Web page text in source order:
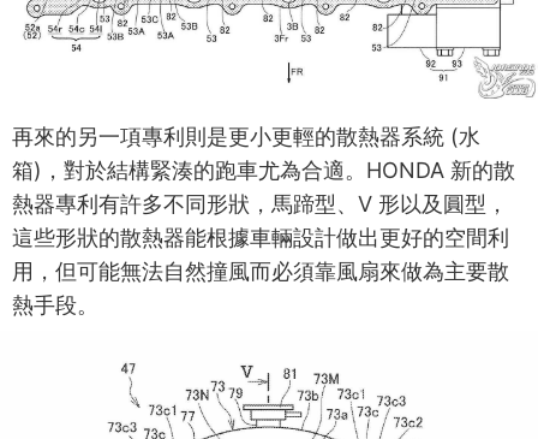
再來的另一項專利則是更小更輕的散熱器系統 (水
箱)，對於結構緊湊的跑車尤為合適。HONDA 新的散
熱器專利有許多不同形狀，馬蹄型、V 形以及圓型，
這些形狀的散熱器能根據車輛設計做出更好的空間利
用，但可能無法自然撞風而必須靠風扇來做為主要散
熱手段。